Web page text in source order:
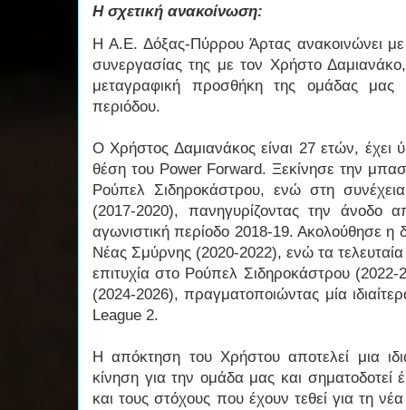
Η σχετική ανακοίνωση:
Η Α.Ε. Δόξας-Πύρρου Άρτας ανακοινώνει με
συνεργασίας της με τον Χρήστο
μεταγραφική προσθήκη της ομάδας μας
περιόδου.
Ο Χρήστος Δαμιανάκος είναι 27 ετών, έχει
θέση του Power Forward. Ξεκίνησε την
Ρούπελ Σιδηροκάστρου, ενώ στη
(2017-2020), πανηγυρίζοντας την
αγωνιστική περίοδο 2018-19. Ακολούθησε η
Νέας Σμύρνης (2020-2022), ενώ τα
επιτυχία στο Ρούπελ Σιδηροκάστρου
(2024-2026), πραγματοποιώντας μία
League 2.
Η απόκτηση του Χρήστου αποτελεί μια
κίνηση για την ομάδα μας και σηματοδοτεί
και τους στόχους που έχουν τεθεί για τη